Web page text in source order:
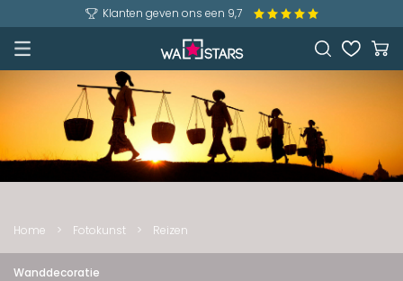
Klanten geven ons een 9,7
Home > Fotokunst > Reizen
Wanddecoratie